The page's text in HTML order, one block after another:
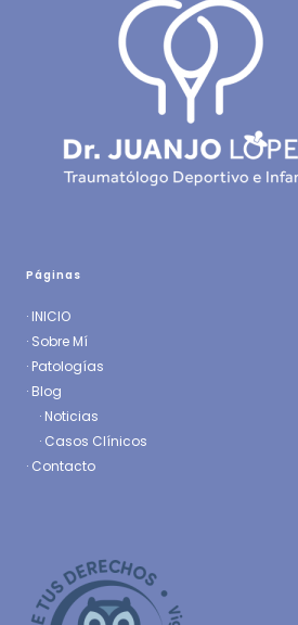
Páginas
· INICIO
· Sobre Mí
· Patologías
· Blog
· Noticias
· Casos Clínicos
· Contacto